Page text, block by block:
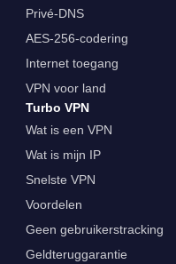
Privé-DNS
AES-256-codering
Internet toegang
VPN voor land
Turbo VPN
Wat is een VPN
Wat is mijn IP
Snelste VPN
Voordelen
Geen gebruikerstracking
Geldteruggarantie